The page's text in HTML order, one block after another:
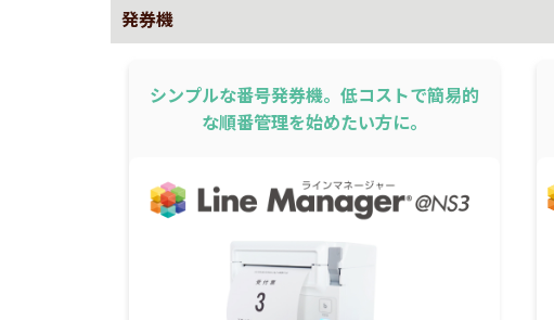
発券機
シンプルな番号発券機。低コストで簡易的
な順番管理を始めたい方に。